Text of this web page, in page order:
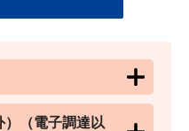
）（電子調達以